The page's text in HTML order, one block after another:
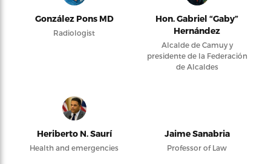
González Pons MD
Radiologist
Hon. Gabriel “Gaby”
Hernández
Alcalde de Camuy y
presidente de la Federación
de Alcaldes
Heriberto N. Saurí
Health and emergencies
Jaime Sanabria
Professor of Law